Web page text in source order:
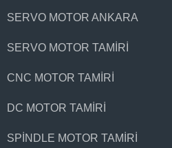
SERVO MOTOR ANKARA
SERVO MOTOR TAMIRI
CNC MOTOR TAMIRI
DC MOTOR TAMIRI
SPINDLE MOTOR TAMIRI